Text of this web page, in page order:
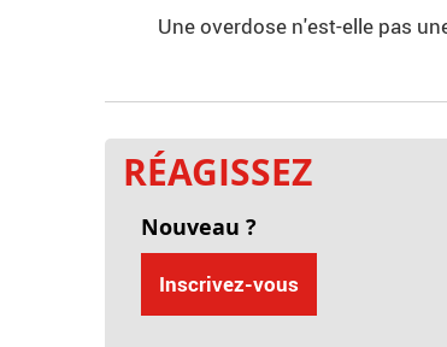
Une overdose n'est-elle pas
RÉAGISSEZ
Nouveau ?
Inscrivez-vous